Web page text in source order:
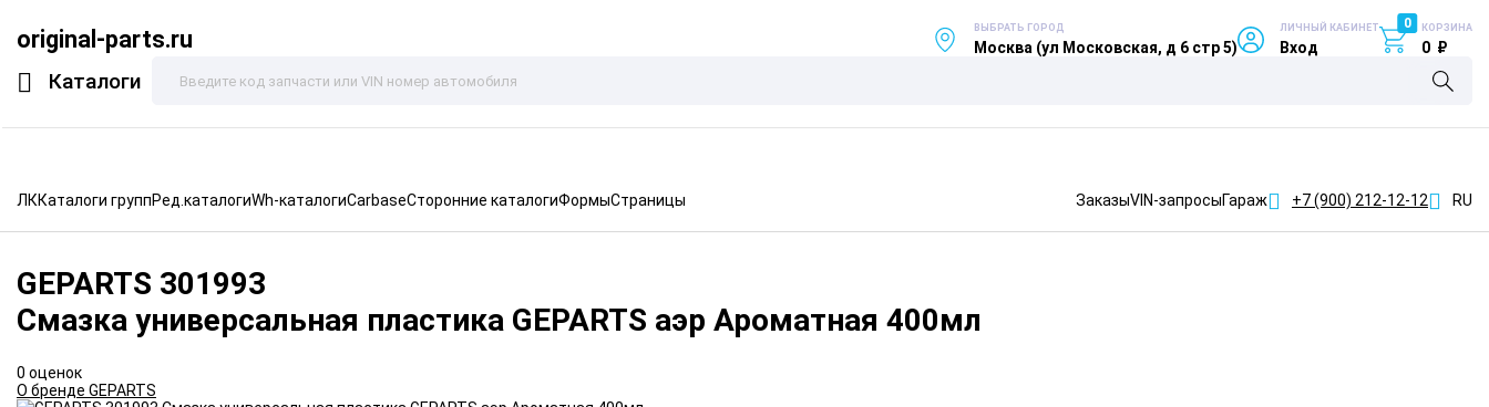
original-parts.ru
Каталоги
ВЫБРАТЬ ГОРОД
Москва (ул Московская, д 6 стр 5)
ЛИЧНЫЙ КАБИНЕТ
Вход
0 КОРЗИНА
0 ₽
ЛККаталоги группРед.каталогиWh-каталогиCarbaseСторонние каталогиФормыСтраницы ЗаказыVIN-запросыГараж +7 (900) 212-12-12 RU
GEPARTS 301993
Смазка универсальная пластика GEPARTS аэр Ароматная 400мл
0 оценок
О бренде GEPARTS